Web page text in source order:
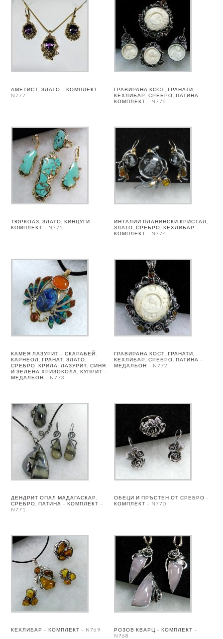
АМЕТИСТ, ЗЛАТО – КОМПЛЕКТ –
N777
ГРАВИРАНА КОСТ, ГРАНАТИ,
КЕХЛИБАР, СРЕБРО, ПАТИНА –
КОМПЛЕКТ – N776
ТЮРКОАЗ, ЗЛАТО, КИНЦУГИ –
КОМПЛЕКТ – N775
ИНТАЛИИ ПЛАНИНСКИ КРИСТАЛ,
ЗЛАТО, СРЕБРО, КЕХЛИБАР –
КОМПЛЕКТ – N774
КАМЕЯ ЛАЗУРИТ – СКАРАБЕЙ,
КАРНЕОЛ, ГРАНАТ, ЗЛАТО,
СРЕБРО. КРИЛА: ЛАЗУРИТ, СИНЯ
И ЗЕЛЕНА ХРИЗОКОЛА, КУПРИТ –
МЕДАЛЬОН – N773
ГРАВИРАНА КОСТ, ГРАНАТИ,
КЕХЛИБАР, СРЕБРО, ПАТИНА –
МЕДАЛЬОН – N772
ДЕНДРИТ ОПАЛ МАДАГАСКАР,
СРЕБРО, ПАТИНА – КОМПЛЕКТ –
N771
ОБЕЦИ И ПРЪСТЕН ОТ СРЕБРО –
КОМПЛЕКТ – N770
КЕХЛИБАР – КОМПЛЕКТ – N769
РОЗОВ КВАРЦ – КОМПЛЕКТ –
N768